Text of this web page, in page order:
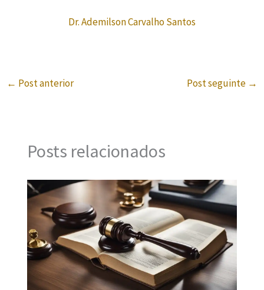
Dr. Ademilson Carvalho Santos
← Post anterior Post seguinte →
Posts relacionados